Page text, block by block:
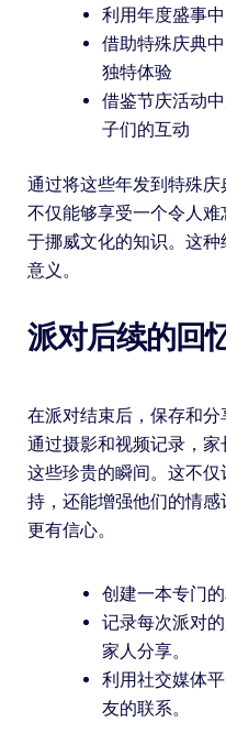
利用年度盛事
借助特殊庆典
独特体验
借鉴节庆活动
子们的互动
通过将这些年发到特殊
不仅能够享受一个令人
于挪威文化的知识。这
意义。
派对后续的回
在派对结束后，保存和分
通过摄影和视频记录，
这些珍贵的瞬间。这不
持，还能增强他们的情
更有信心。
创建一本专门
记录每次派对
家人分享。
利用社交媒体
友的联系。